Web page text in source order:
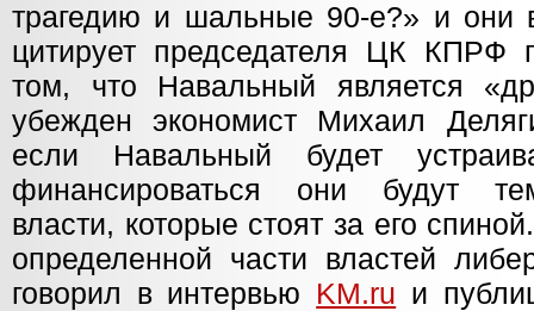
трагедию и шальные 90-е?» и они
цитирует председателя ЦК КПРФ
том, что Навальный является
убежден экономист Михаил
если Навальный будет
финансироваться они будут
власти, которые стоят за его
определенной части властей
говорил в интервью KM.ru и